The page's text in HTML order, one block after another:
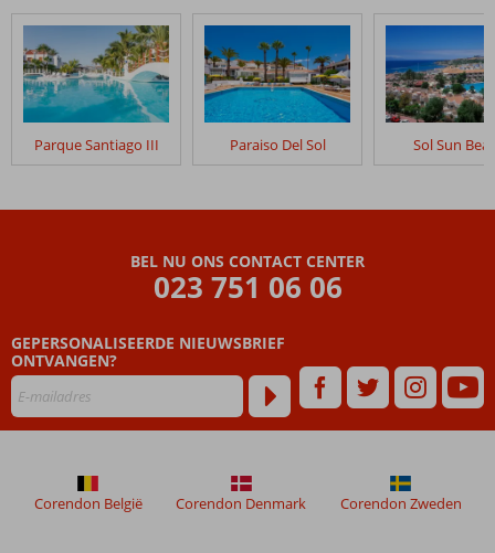
Parque Santiago III Paraiso Del Sol Sol Sun
BEL NU ONS CONTACT CENTER
023 751 06 06
GEPERSONALISEERDE NIEUWSBRIEF
ONTVANGEN?
Corendon België Corendon Denmark Corendon Zweden